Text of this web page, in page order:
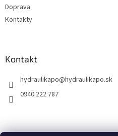
Doprava
Kontakty
Kontakt
hydraulikapo@hydraulikapo.sk
0940 222 787